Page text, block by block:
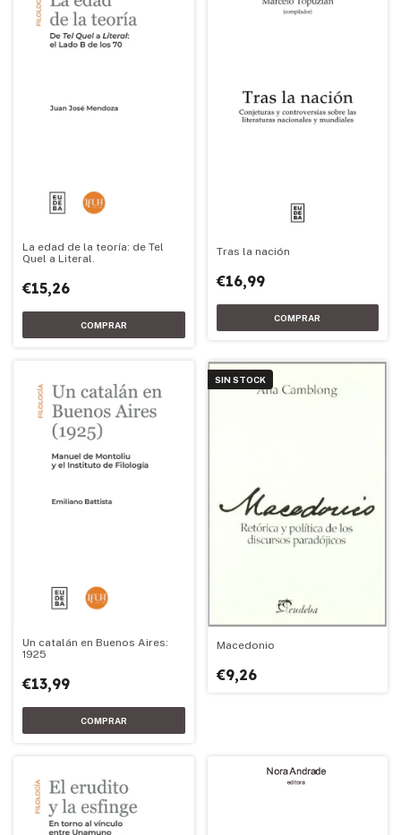
La edad de la teoría: de Tel
Quel a Literal.
€15,26
Tras la nación
€16,99
Un catalán en Buenos Aires:
1925
€13,99
SIN STOCK
Macedonio
€9,26